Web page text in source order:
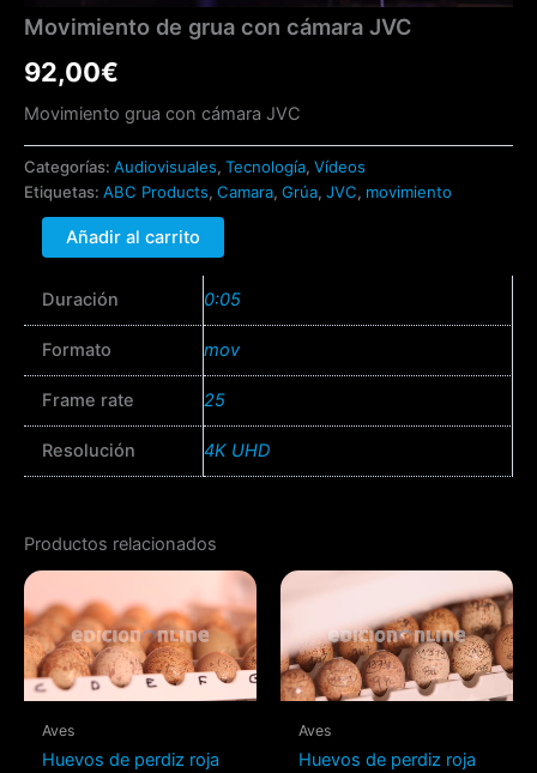
Movimiento de grua con cámara JVC
92,00€
Movimiento grua con cámara JVC
Categorías: Audiovisuales, Tecnología, Vídeos
Etiquetas: ABC Products, Camara, Grúa, JVC, movimiento
Añadir al carrito
Duración 0:05
Formato mov
Frame rate 25
Resolución 4K UHD
Productos relacionados
Aves
Huevos de perdiz roja
Aves
Huevos de perdiz roja